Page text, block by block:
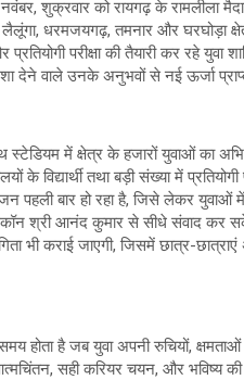
शुक्रवार को रायगढ़ के रामलीला
धरमजयगढ़, तमनार और घरघोड़ा
परीक्षा की तैयारी कर रहे युवा
देने वाले उनके अनुभवों से नई ऊर्जा
में क्षेत्र के हजारों युवाओं का
तथा बड़ी संख्या में प्रतियोगी
पहली बार हो रहा है, जिसे लेकर
श्री आनंद कुमार से सीधे संवाद कर
भी कराई जाएगी, जिसमें छात्र-
समय होता है जब युवा अपनी रुचियों,
सही करियर चयन, और भविष्य